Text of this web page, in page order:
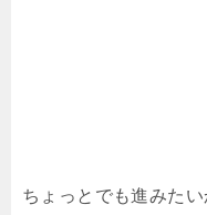
ちょっとでも進みた